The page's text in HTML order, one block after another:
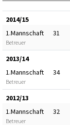
2014/15
1.Mannschaft
Betreuer
31
2013/14
1.Mannschaft
Betreuer
34
2012/13
1.Mannschaft
Betreuer
32